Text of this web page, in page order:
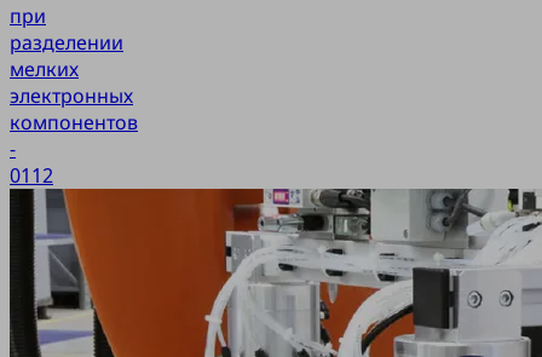
при
разделении
мелких
электронных
компонентов
-
0112